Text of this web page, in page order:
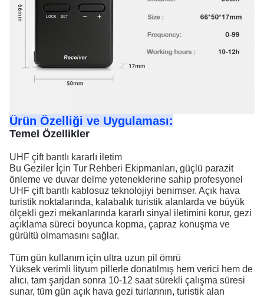
Ürün Özelliği ve Uygulaması:
Temel Özellikler
UHF çift bantlı kararlı iletim
Bu Geziler İçin Tur Rehberi Ekipmanları, güçlü parazit
önleme ve duvar delme yeteneklerine sahip profesyonel
UHF çift bantlı kablosuz teknolojiyi benimser. Açık hava
turistik noktalarında, kalabalık turistik alanlarda ve büyük
ölçekli gezi mekanlarında kararlı sinyal iletimini korur, gezi
açıklama süreci boyunca kopma, çapraz konuşma ve
gürültü olmamasını sağlar.
Tüm gün kullanım için ultra uzun pil ömrü
Yüksek verimli lityum pillerle donatılmış hem verici hem de
alıcı, tam şarjdan sonra 10-12 saat sürekli çalışma süresi
sunar, tüm gün açık hava gezi turlarının, turistik alan